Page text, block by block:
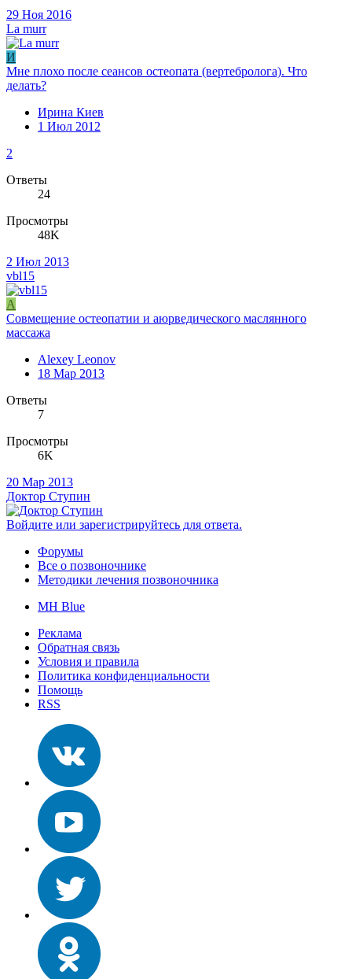
29 Ноя 2016
La murr
И
Мне плохо после сеансов остеопата (вертебролога). Что
делать?
Ирина Киев
1 Июл 2012
2
Ответы
24
Просмотры
48K
2 Июл 2013
vbl15
A
Совмещение остеопатии и аюрведического маслянного
массажа
Alexey Leonov
18 Мар 2013
Ответы
7
Просмотры
6K
20 Мар 2013
Доктор Ступин
Войдите или зарегистрируйтесь для ответа.
Форумы
Все о позвоночнике
Методики лечения позвоночника
MH Blue
Реклама
Обратная связь
Условия и правила
Политика конфиденциальности
Помощь
RSS